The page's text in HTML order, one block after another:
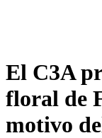
El C3A
floral de
motivo